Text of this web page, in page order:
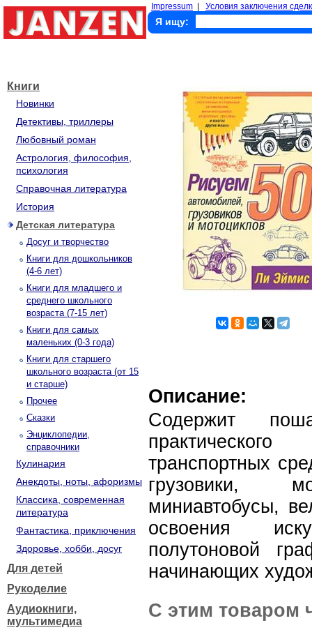
Impressum Условия заключения
Я ищу:
Книги
Новинки
Детективы, триллеры
Любовный роман
Астрология, философия,
психология
Справочная литература
История
Детская литература
Досуг и творчество
Книги для дошкольников
(4-6 лет)
Книги для младшего и
среднего школьного
возраста (7-15 лет)
Книги для самых
маленьких (0-3 года)
Книги для старшего
школьного возраста (от 15
и старше)
Прочее
Сказки
Энциклопедии,
справочники
Кулинария
Анекдоты, ноты, афоризмы
Классика, современная
литература
Фантастика, приключения
Здоровье, хобби, досуг
Для детей
Рукоделие
Аудиокниги,
мультимедиа
Описание:
Содержит
транспортных
грузовики,
миниавтобусы,
освоения
полутоновой
начинающих
С этим товаром